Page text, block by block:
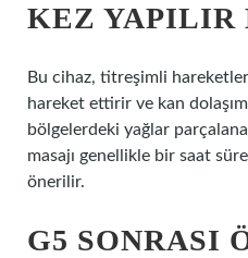
KEZ YAPILIR
Bu cihaz, titreşimli
hareket ettirir ve kan
bölgelerdeki yağlar
masajı genellikle bir saat
önerilir.
G5 SONRASI